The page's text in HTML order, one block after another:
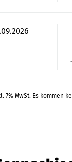
MwSt. Es kommen